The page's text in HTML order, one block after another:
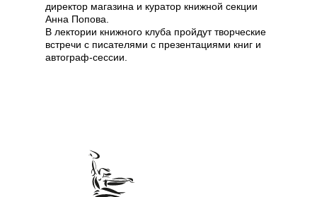
директор магазина и куратор книжной секции
Анна Попова.
В лектории книжного клуба пройдут творческие
встречи с писателями с презентациями книг и
автограф-сессии.